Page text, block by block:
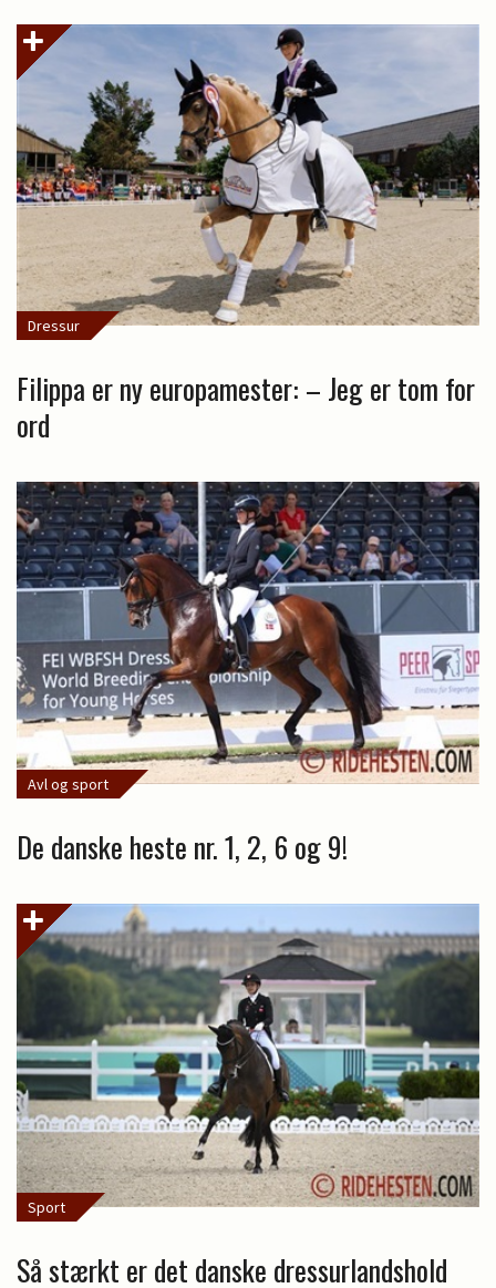
Dressur
Filippa er ny europamester: – Jeg er tom for
ord
Avl og sport
De danske heste nr. 1, 2, 6 og 9!
Sport
Så stærkt er det danske dressurlandshold